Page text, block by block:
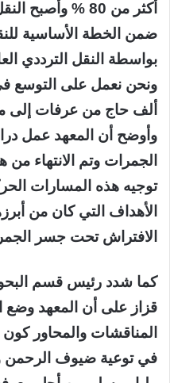
أكثر من 80 %
ضمن الخطة الأساسية
ألف حاج من عرفات إلى
وأوضح أن المعهد عمل
الجمرات وتم الانتهاء من
توجيه هذه المسارات
الأهداف التي كان من
الافتراش تحت جسر
كما شدد رئيس قسم
قزاز على أن المعهد وضع
المناقشات والمحاور
في توعية ضيوف الرحمن